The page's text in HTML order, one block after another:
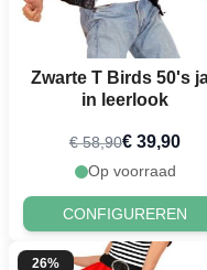
Zwarte T Birds 50's
in leerlook
€ 58,90€ 39,90
Op voorraad
CONFIGUREREN
26%